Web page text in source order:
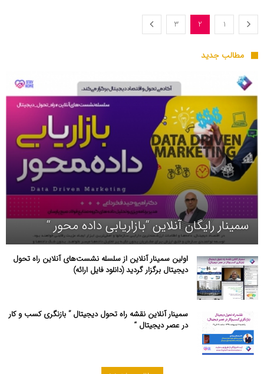
1
2
3
مطالب جدید
سمینار رایگان آنلاین “بازاریابی داده محور “
اولین سمینار آنلاین از سلسله نشست‌های آنلاین راه تحول
دیجیتال برگزار گردید (دانلود فایل ارائه)
سمینار آنلاین نقشه راه تحول دیجیتال ” بازنگری کسب و کار
در عصر دیجیتال “